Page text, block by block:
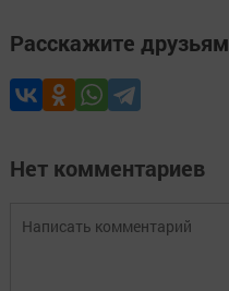
Расскажите друзьям
Нет комментариев